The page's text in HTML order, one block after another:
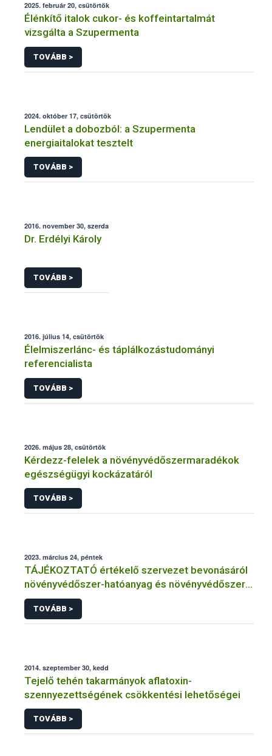
2025. február 20, csütörtök
Élénkítő italok cukor- és koffeintartalmát
vizsgálta a Szupermenta
TOVÁBB >
2024. október 17, csütörtök
Lendület a dobozból: a Szupermenta
energiaitalokat tesztelt
TOVÁBB >
2016. november 30, szerda
Dr. Erdélyi Károly
TOVÁBB >
2016. július 14, csütörtök
Élelmiszerlánc- és táplálkozástudományi
referencialista
TOVÁBB >
2026. május 28, csütörtök
Kérdezz-felelek a növényvédőszermaradékok
egészségügyi kockázatáról
TOVÁBB >
2023. március 24, péntek
TÁJÉKOZTATÓ értékelő szervezet bevonásáról
növényvédőszer-hatóanyag és növényvédőszer
engedélyezésére, továbbá a meglévő engedély
meghosszabbítására vagy módosítására irányuló
eljárásba
TOVÁBB >
2014. szeptember 30, kedd
Tejelő tehén takarmányok aflatoxin-
szennyezettségének csökkentési lehetőségei
TOVÁBB >